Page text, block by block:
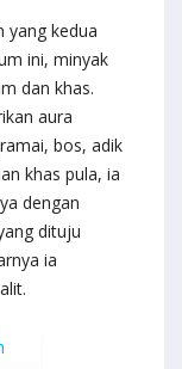
yang kedua
ini, minyak
dan khas.
aura
bos, adik
khas pula, ia
dengan
dituju
ia